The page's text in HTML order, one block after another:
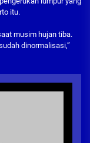
itu.
musim hujan tiba.
dinormalisasi,”